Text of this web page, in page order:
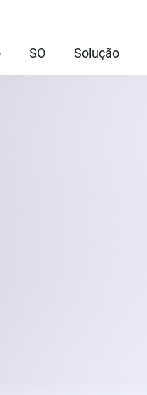
SO Solução